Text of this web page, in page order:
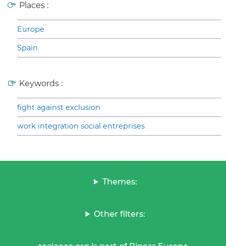
Places :
Europe
Spain
Keywords :
fight against exclusion
work integration social entreprises
Themes:
Other filters: